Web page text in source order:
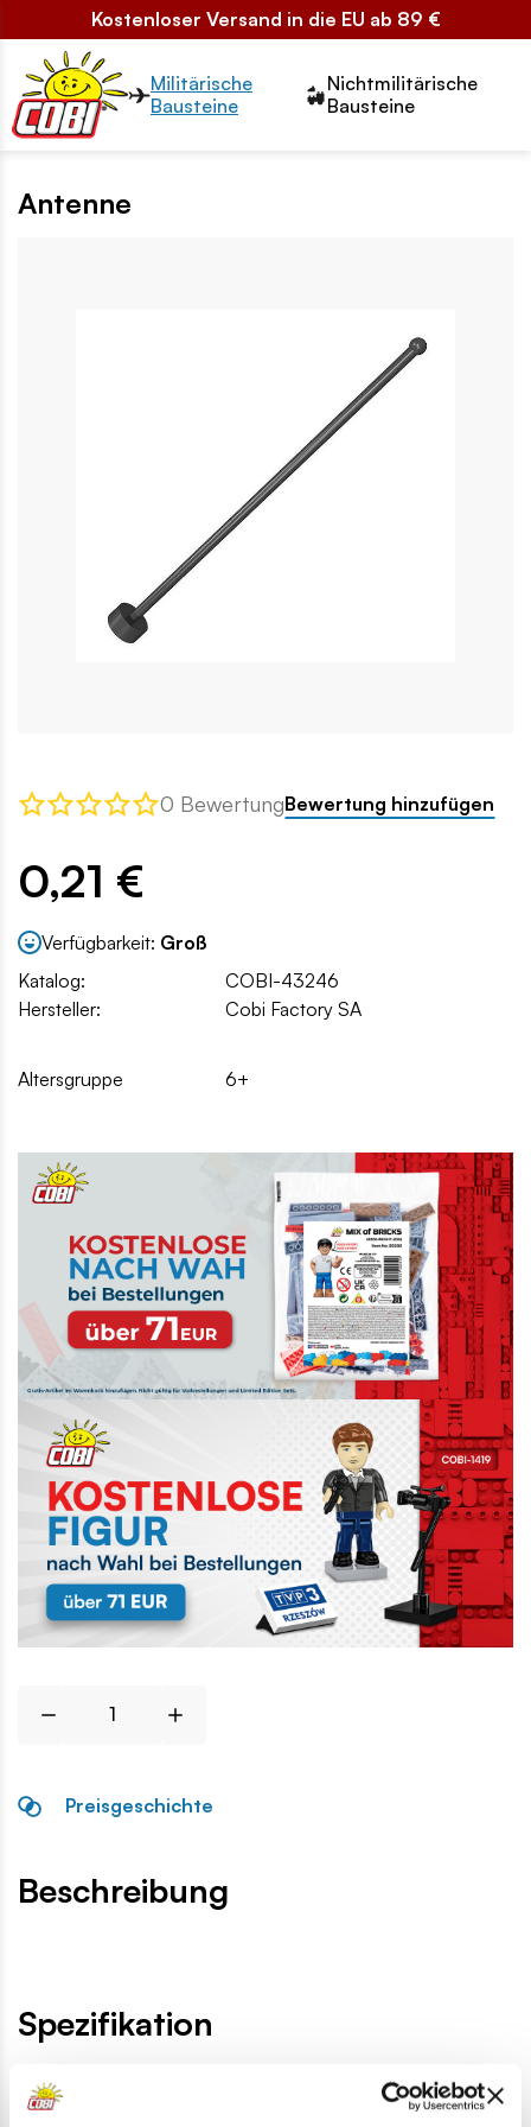
Kostenloser Versand in die EU ab 89 €
Przełącznik segmentów2
Militärische
Bausteine
Nichtmilitärische
Bausteine
Antenne
0 BewertungBewertung hinzufügen
0,21 €
Verfügbarkeit: Groß
Katalog:
COBI-43246
Hersteller:
Cobi Factory SA
Altersgruppe 6+
Preisgeschichte
Beschreibung
Spezifikation
Katalog-Nr.:
COBI-43246